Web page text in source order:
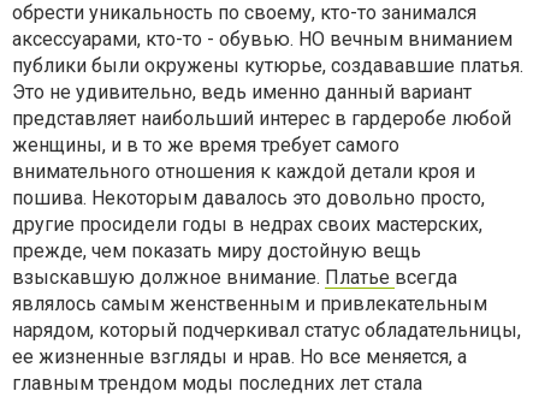
обрести уникальность по своему, кто-то занимался
аксессуарами, кто-то - обувью. НО вечным вниманием
публики были окружены кутюрье, создававшие платья.
Это не удивительно, ведь именно данный вариант
представляет наибольший интерес в гардеробе любой
женщины, и в то же время требует самого
внимательного отношения к каждой детали кроя и
пошива. Некоторым давалось это довольно просто,
другие просидели годы в недрах своих мастерских,
прежде, чем показать миру достойную вещь
взыскавшую должное внимание. Платье всегда
являлось самым женственным и привлекательным
нарядом, который подчеркивал статус обладательницы,
ее жизненные взгляды и нрав. Но все меняется, а
главным трендом моды последних лет стала